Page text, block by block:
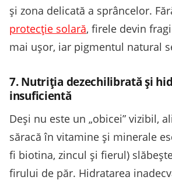
și zona delicată a sprâncelor.
protecție solară, firele devin
mai ușor, iar pigmentul natural
7. Nutriția dezechilibrată și
insuficientă
Deși nu este un „obicei” vizibil,
săracă în vitamine și minerale
fi biotina, zincul și fierul)
firului de păr. Hidratarea